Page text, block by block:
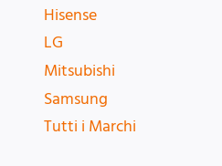
Hisense
LG
Mitsubishi
Samsung
Tutti i Marchi